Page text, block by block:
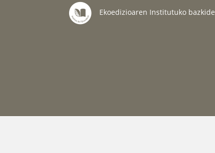
Ekoedizioaren Institutuko bazkide